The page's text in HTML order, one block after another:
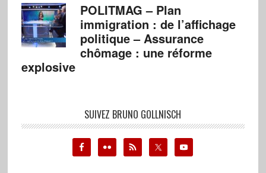
POLITMAG – Plan
immigration : de l’affichage
politique – Assurance
chômage : une réforme
explosive
SUIVEZ BRUNO GOLLNISCH